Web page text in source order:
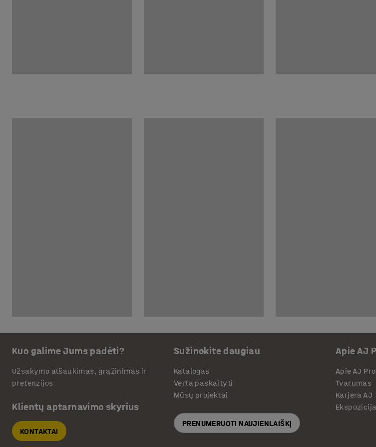
Kuo galime Jums padėti?
Užsakymo atšaukimas, grąžinimas ir
pretenzijos
Klientų aptarnavimo skyrius
KONTAKTAI
Sužinokite daugiau
Katalogas
Verta paskaityti
Mūsų projektai
PRENUMERUOTI NAUJIENLAIŠKĮ
Apie AJ
Apie AJ
Tvarumas
Karjera AJ
Ekspozicija